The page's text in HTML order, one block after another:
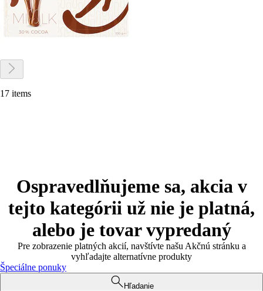
17 items
Ospravedlňujeme sa, akcia v
tejto kategórii už nie je platná,
alebo je tovar vypredaný
Pre zobrazenie platných akcií, navštívte našu Akčnú stránku a
vyhľadajte alternatívne produkty
Špeciálne ponuky
Hľadanie